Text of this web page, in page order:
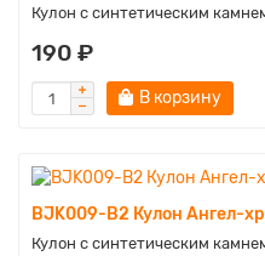
Кулон с синтетическим
190 ₽
В корзину
BJK009-B2 Кулон Ангел-
Кулон с синтетическим